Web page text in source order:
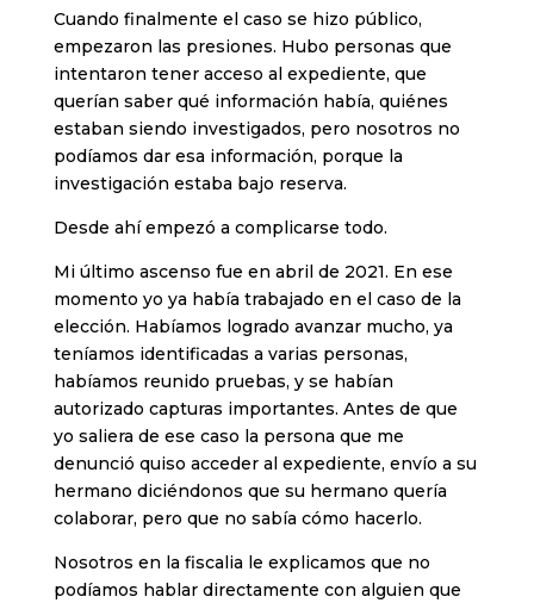
Cuando finalmente el caso se hizo público,
empezaron las presiones. Hubo personas que
intentaron tener acceso al expediente, que
querían saber qué información había, quiénes
estaban siendo investigados, pero nosotros no
podíamos dar esa información, porque la
investigación estaba bajo reserva.
Desde ahí empezó a complicarse todo.
Mi último ascenso fue en abril de 2021. En ese
momento yo ya había trabajado en el caso de la
elección. Habíamos logrado avanzar mucho, ya
teníamos identificadas a varias personas,
habíamos reunido pruebas, y se habían
autorizado capturas importantes. Antes de que
yo saliera de ese caso la persona que me
denunció quiso acceder al expediente, envío a su
hermano diciéndonos que su hermano quería
colaborar, pero que no sabía cómo hacerlo.
Nosotros en la fiscalia le explicamos que no
podíamos hablar directamente con alguien que